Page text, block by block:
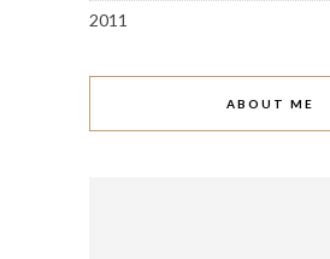
2011
ABOUT ME